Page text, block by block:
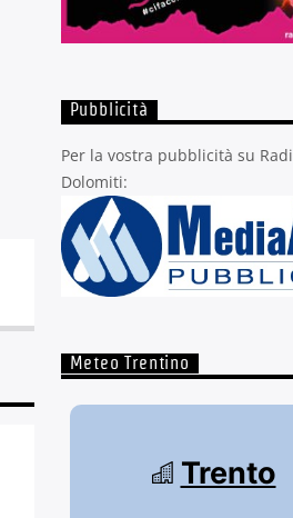
Pubblicità
Per la vostra pubblicità su
Dolomiti:
Meteo Trentino